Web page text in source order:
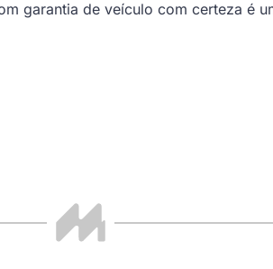
garantia de veículo com certeza é